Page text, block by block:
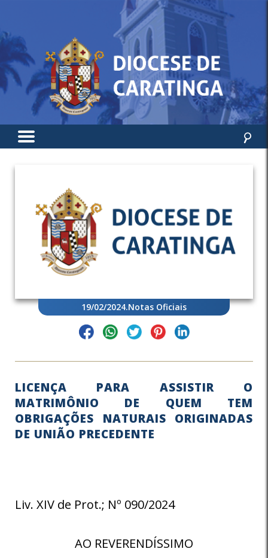
19/02/2024.Notas Oficiais
LICENÇA PARA ASSISTIR O
MATRIMÔNIO DE QUEM TEM
OBRIGAÇÕES NATURAIS ORIGINADAS
DE UNIÃO PRECEDENTE
Liv. XIV de Prot.; Nº 090/2024
AO REVERENDÍSSIMO